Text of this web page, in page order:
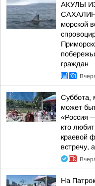
АКУЛЫ
морской
граждан
Суббота,
может
«Россия
кто
краевой
встречу,
На